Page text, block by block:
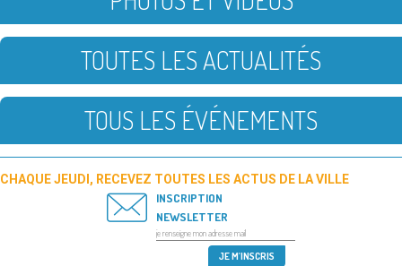
TOUTES LES ACTUALITÉS
TOUS LES ÉVÉNEMENTS
CHAQUE JEUDI, RECEVEZ TOUTES LES ACTUS DE LA VILLE
INSCRIPTION
NEWSLETTER